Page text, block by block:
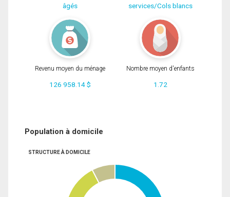
âgés
services/Cols blancs
Revenu moyen du ménage
126 958.14 $
Nombre moyen d'enfants
1.72
Population à domicile
STRUCTURE À DOMICILE